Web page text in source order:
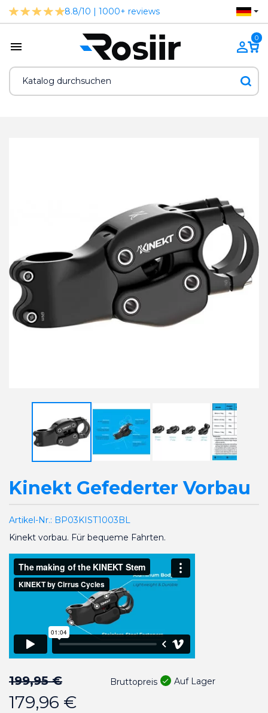
8.8/10 | 1000+ reviews
0
Kinekt Gefederter Vorbau
Artikel-Nr.: BP03KIST1003BL
Kinekt vorbau. Für bequeme Fahrten.
199,95 €
179,96 €
Bruttopreis Auf Lager